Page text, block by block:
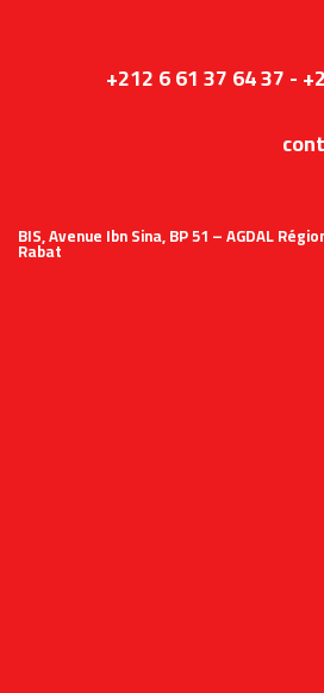
+212 6 61 37 64 37 -
51 BIS, Avenue Ibn Sina, BP 51 – AGDAL
Rabat